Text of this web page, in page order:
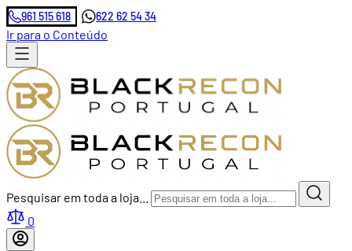
961 515 618 622 62 54 34
Ir para o Conteúdo
Pesquisar em toda a loja...
0